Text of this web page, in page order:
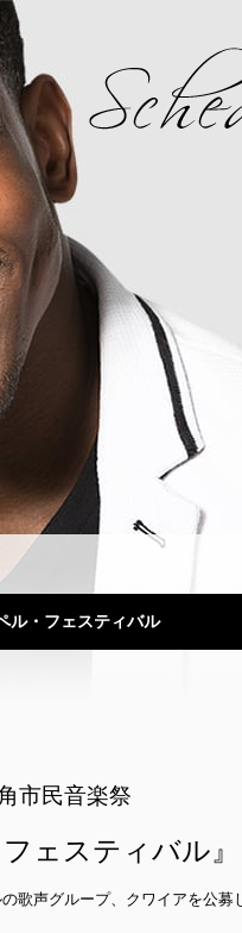
ル・フェスティバル
市民音楽祭
ェスティバル』
歌声グループ、クワイアを公